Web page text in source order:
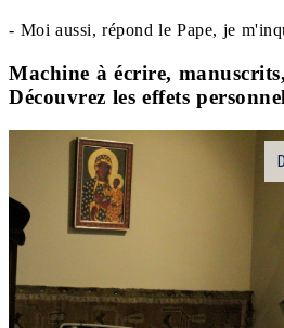
- Moi aussi, répond le Pape, je
Machine à écrire,
Découvrez les effets